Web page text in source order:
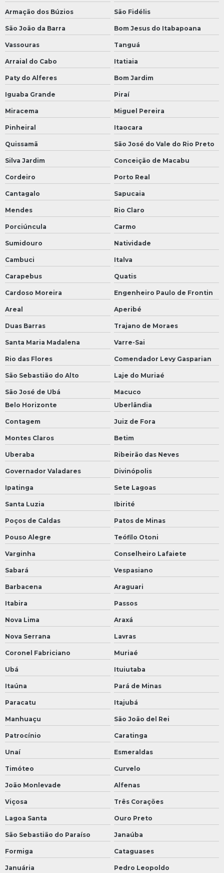
Armação dos Búzios São Fidélis
São João da Barra Bom Jesus do Itabapoana
Vassouras Tanguá
Arraial do Cabo Itatiaia
Paty do Alferes Bom Jardim
Iguaba Grande Piraí
Miracema Miguel Pereira
Pinheiral Itaocara
Quissamã São José do Vale do Rio Preto
Silva Jardim Conceição de Macabu
Cordeiro Porto Real
Cantagalo Sapucaia
Mendes Rio Claro
Porciúncula Carmo
Sumidouro Natividade
Cambuci Italva
Carapebus Quatis
Cardoso Moreira Engenheiro Paulo de Frontin
Areal Aperibé
Duas Barras Trajano de Moraes
Santa Maria Madalena Varre-Sai
Rio das Flores Comendador Levy Gasparian
São Sebastião do Alto Laje do Muriaé
São José de Ubá
Macuco
Belo Horizonte
Uberlândia
Contagem Juiz de Fora
Montes Claros Betim
Uberaba Ribeirão das Neves
Governador Valadares Divinópolis
Ipatinga Sete Lagoas
Santa Luzia Ibirité
Poços de Caldas Patos de Minas
Pouso Alegre Teófilo Otoni
Varginha Conselheiro Lafaiete
Sabará Vespasiano
Barbacena Araguari
Itabira Passos
Nova Lima Araxá
Nova Serrana Lavras
Coronel Fabriciano Muriaé
Ubá Ituiutaba
Itaúna Pará de Minas
Paracatu Itajubá
Manhuaçu São João del Rei
Patrocínio Caratinga
Unaí Esmeraldas
Timóteo Curvelo
João Monlevade Alfenas
Viçosa Três Corações
Lagoa Santa Ouro Preto
São Sebastião do Paraíso Janaúba
Formiga Cataguases
Januária Pedro Leopoldo